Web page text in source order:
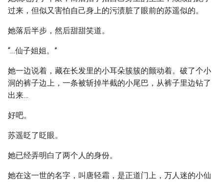
过来，但似又害怕自己身上的污渍脏了眼前的苏遥似的。
她落后半步，然后甜甜笑道。
“…仙子姐姐。”
她一边说着，藏在长发里的小耳朵簇簇的颤动着。破了个小
洞的裤子边上，一条被斩掉半截的小尾巴，从裤子里边钻了
出来…
好吧。
苏遥眨了眨眼。
她已经弄明白了两个人的身份。
她在这一世的名字，叫唐轻霜，是正道门上，万人迷的小仙